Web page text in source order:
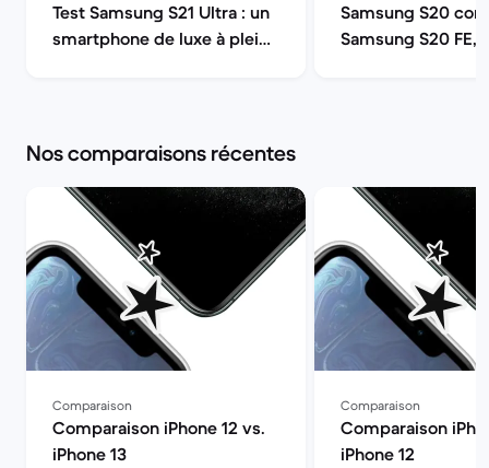
Test Samsung S21 Ultra : un
smartphone de luxe à pleine
Samsung S20
Samsung S20 FE,
Nos comparaisons récentes
Comparaison
Comparaison iPhone 12 vs.
iPhone 13
Comparaison
Comparaison
iPhone 12